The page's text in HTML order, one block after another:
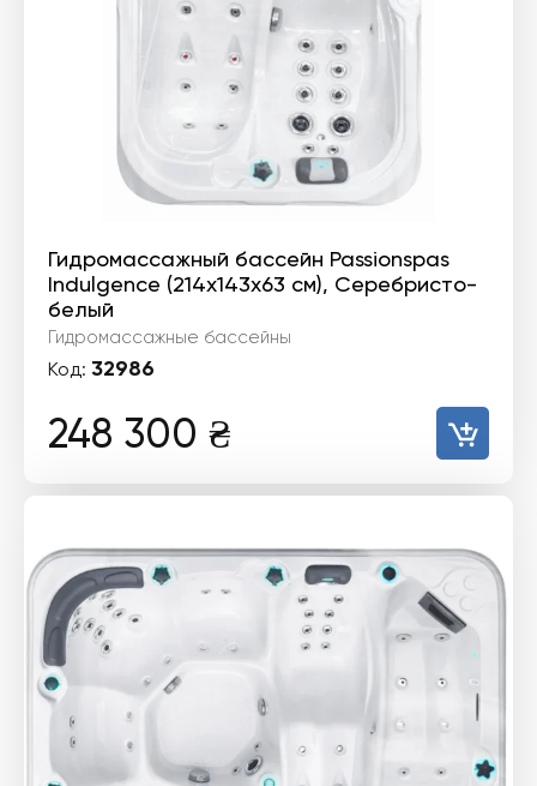
Гидромассажный бассейн Passionspas
Indulgence (214х143х63 см), Серебристо-
белый
Гидромассажные бассейны
Код: 32986
248 300 ₴